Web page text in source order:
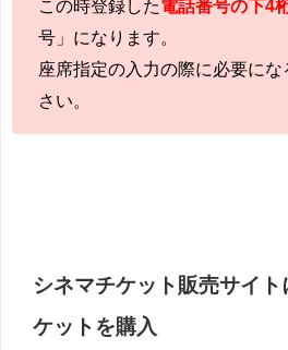
この時登録した電話番号の下4
号」になります。
座席指定の入力の際に必要に
さい。
シネマチケット販売サイ
ケットを購入